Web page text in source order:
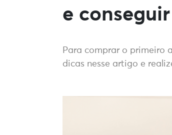
e
Para comprar o primeiro
dicas nesse artigo e